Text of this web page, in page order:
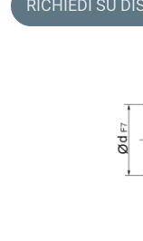
RICHIEDI SU